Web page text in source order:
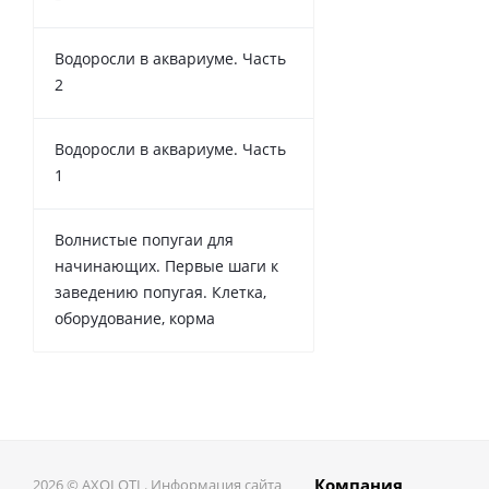
Водоросли в аквариуме. Часть
2
Водоросли в аквариуме. Часть
1
Волнистые попугаи для
начинающих. Первые шаги к
заведению попугая. Клетка,
оборудование, корма
2026 © AXOLOTL. Информация сайта Компания